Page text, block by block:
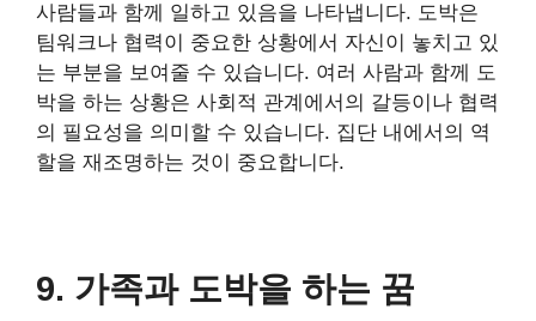
사람들과 함께 일하고 있음을 나타냅니다. 도박은
팀워크나 협력이 중요한 상황에서 자신이 놓치고 있
는 부분을 보여줄 수 있습니다. 여러 사람과 함께 도
박을 하는 상황은 사회적 관계에서의 갈등이나 협력
의 필요성을 의미할 수 있습니다. 집단 내에서의 역
할을 재조명하는 것이 중요합니다.
9. 가족과 도박을 하는 꿈